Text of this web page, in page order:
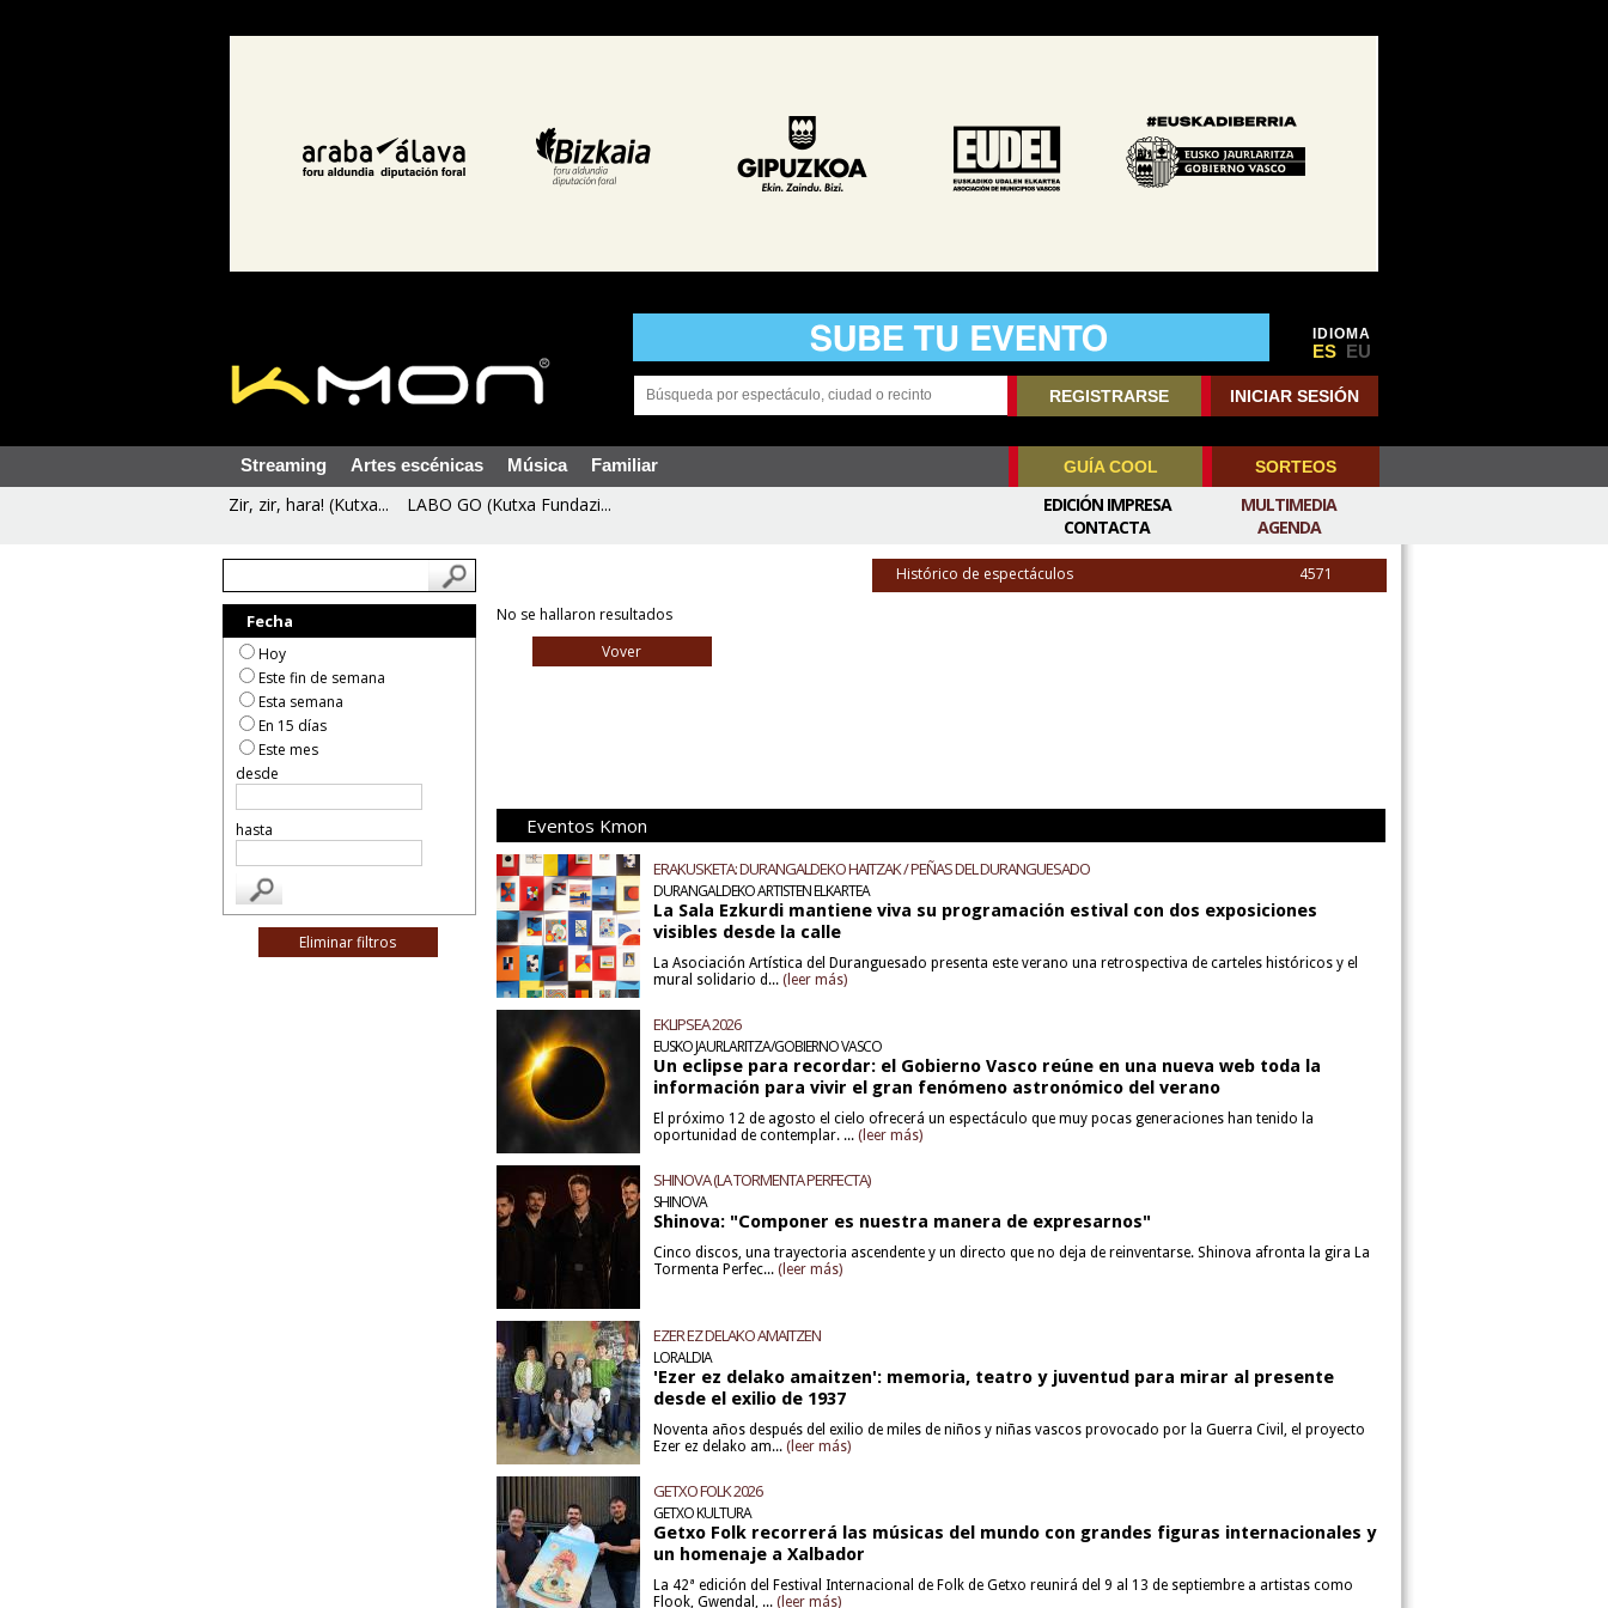
IDIOMA
ES EU
REGISTRARSE INICIAR SESIÓN
Streaming Artes escénicas Música Familiar GUÍA COOL SORTEOS
Zir, zir, hara! (Kutxa... LABO GO (Kutxa Fundazi...
MULTIMEDIA
AGENDA
EDICIÓN IMPRESA
CONTACTA
Histórico de espectáculos
4571
No se hallaron resultados
Vover
Eventos Kmon
ERAKUSKETA: DURANGALDEKO HAITZAK / PEÑAS DEL DURANGUESADO
DURANGALDEKO ARTISTEN ELKARTEA
La Sala Ezkurdi mantiene viva su programación estival con dos exposiciones
visibles desde la calle
La Asociación Artística del Duranguesado presenta este verano una retrospectiva de carteles históricos y el
mural solidario d... (leer más)
EKLIPSEA 2026
EUSKO JAURLARITZA/GOBIERNO VASCO
Un eclipse para recordar: el Gobierno Vasco reúne en una nueva web toda la
información para vivir el gran fenómeno astronómico del verano
El próximo 12 de agosto el cielo ofrecerá un espectáculo que muy pocas generaciones han tenido la
oportunidad de contemplar. ... (leer más)
SHINOVA (LA TORMENTA PERFECTA)
SHINOVA
Shinova: "Componer es nuestra manera de expresarnos"
Cinco discos, una trayectoria ascendente y un directo que no deja de reinventarse. Shinova afronta la gira La
Tormenta Perfec... (leer más)
EZER EZ DELAKO AMAITZEN
LORALDIA
'Ezer ez delako amaitzen': memoria, teatro y juventud para mirar al presente
desde el exilio de 1937
Noventa años después del exilio de miles de niños y niñas vascos provocado por la Guerra Civil, el proyecto
Ezer ez delako am... (leer más)
GETXO FOLK 2026
GETXO KULTURA
Getxo Folk recorrerá las músicas del mundo con grandes figuras internacionales y
un homenaje a Xalbador
La 42ª edición del Festival Internacional de Folk de Getxo reunirá del 9 al 13 de septiembre a artistas como
Flook, Gwendal, ... (leer más)
Fecha
Hoy
Este fin de semana
Esta semana
En 15 días
Este mes
desde
hasta
Eliminar filtros